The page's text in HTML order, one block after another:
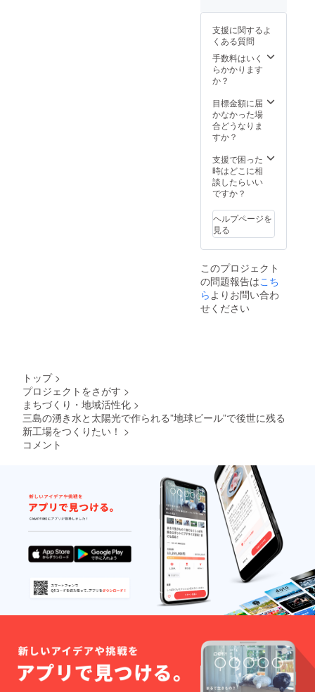
支援に関するよ
くある質問
手数料はいく
らかかります
か？
目標金額に届
かなかった場
合どうなりま
すか？
支援で困った
時はどこに相
談したらいい
ですか？
ヘルプページを
見る
このプロジェクト
の問題報告はこち
ら よりお問い合わ
せください
トップ >
プロジェクトをさがす >
まちづくり・地域活性化 >
三島の湧き水と太陽光で作られる”地球ビール”で後世に残る
新工場をつくりたい！ >
コメント